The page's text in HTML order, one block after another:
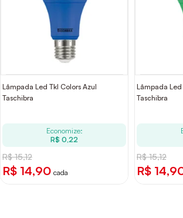
Lâmpada Led Tkl Colors Azul
Taschibra
Economize:
R$ 0,22
R$ 15,12
R$ 14,90 cada
Lâmpada Led
Taschibra
R$ 15,12
R$